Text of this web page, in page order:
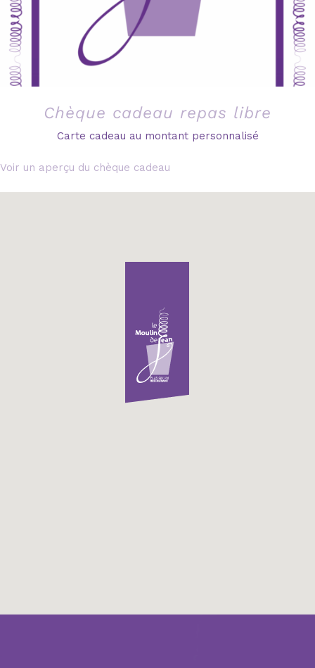
Chèque cadeau repas libre
Carte cadeau au montant personnalisé
Voir un aperçu du chèque cadeau